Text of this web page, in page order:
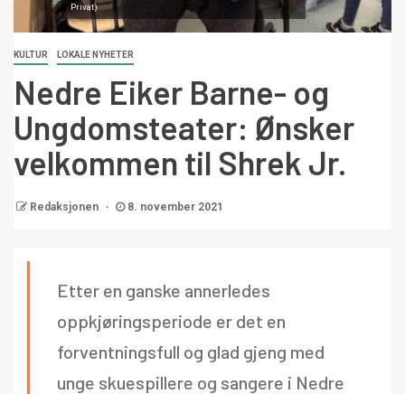
Privat)
KULTUR LOKALE NYHETER
Nedre Eiker Barne- og
Ungdomsteater: Ønsker
velkommen til Shrek Jr.
Redaksjonen 8. november 2021
Etter en ganske annerledes
oppkjøringsperiode er det en
forventningsfull og glad gjeng med
unge skuespillere og sangere i Nedre